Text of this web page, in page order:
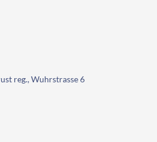
reg., Wuhrstrasse 6